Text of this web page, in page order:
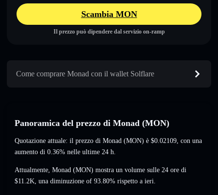
Scambia MON
Il prezzo può dipendere dal servizio on-ramp
Come comprare Monad con il wallet Solflare
Panoramica del prezzo di Monad (MON)
Quotazione attuale: il prezzo di Monad (MON) è $0.02109, con una
aumento di 0.36% nelle ultime 24 h.
Attualmente, Monad (MON) mostra un volume sulle 24 ore di
$11.2K, una diminuzione of 93.80% rispetto a ieri.